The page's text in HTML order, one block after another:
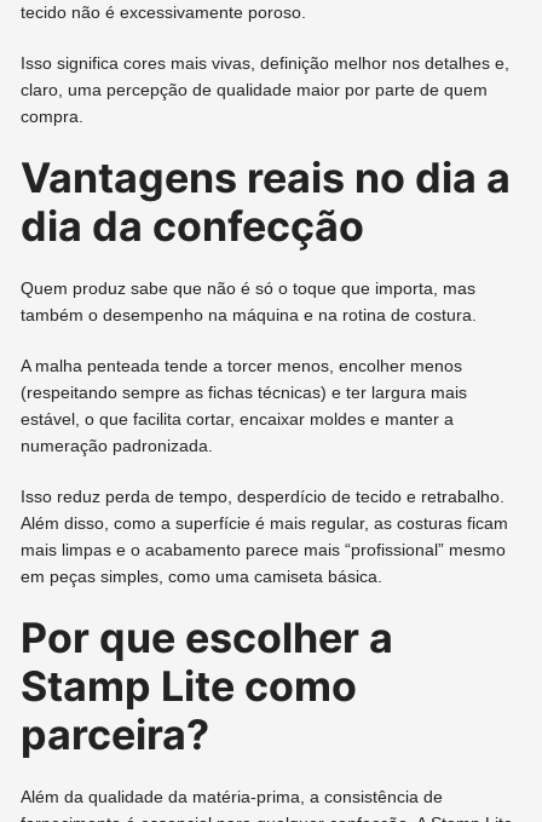
tecido não é excessivamente poroso.
Isso significa cores mais vivas, definição melhor nos detalhes e,
claro, uma percepção de qualidade maior por parte de quem
compra.
Vantagens reais no dia a
dia da confecção
Quem produz sabe que não é só o toque que importa, mas
também o desempenho na máquina e na rotina de costura.
A malha penteada tende a torcer menos, encolher menos
(respeitando sempre as fichas técnicas) e ter largura mais
estável, o que facilita cortar, encaixar moldes e manter a
numeração padronizada.
Isso reduz perda de tempo, desperdício de tecido e retrabalho.
Além disso, como a superfície é mais regular, as costuras ficam
mais limpas e o acabamento parece mais “profissional” mesmo
em peças simples, como uma camiseta básica.
Por que escolher a
Stamp Lite como
parceira?
Além da qualidade da matéria-prima, a consistência de